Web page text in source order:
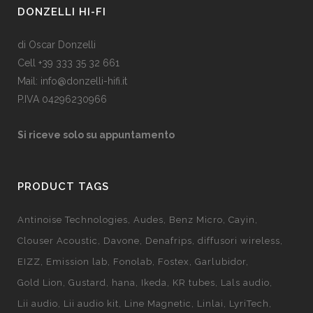
DONZELLI HI-FI
di Oscar Donzelli
Cell +39 333 35 32 661
Mail: info@donzelli-hifi.it
P.IVA 04296230966
Si riceve solo su appuntamento
PRODUCT TAGS
Antinoise Technologies Audes Benz Micro Cayin
Clouser Acoustic
Davone Denafrips diffusori wireless
EIZZ
Emission lab Fonolab Fostex
Garlubidor
Gold Lion
Gustard hana Ikeda KR tubes
Lals audio
Lii audio
Lii audio kit Line Magnetic Linlai LyriTech